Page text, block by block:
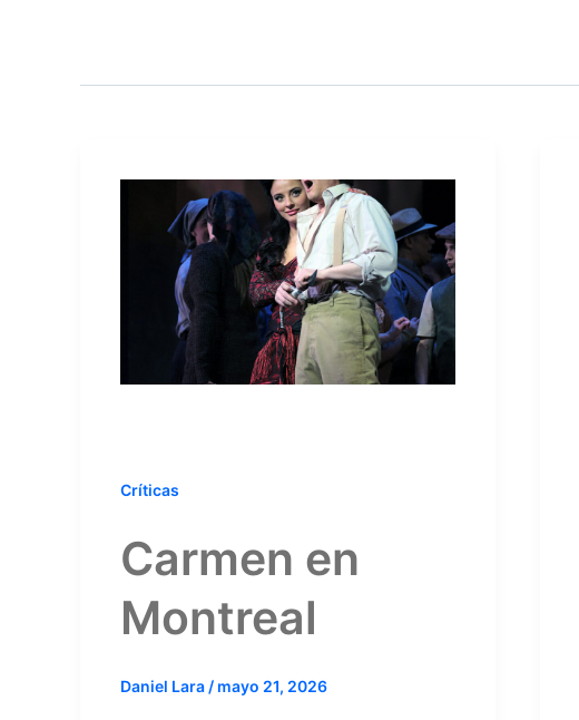
Críticas
Carmen en
Montreal
Daniel Lara / mayo 21, 2026